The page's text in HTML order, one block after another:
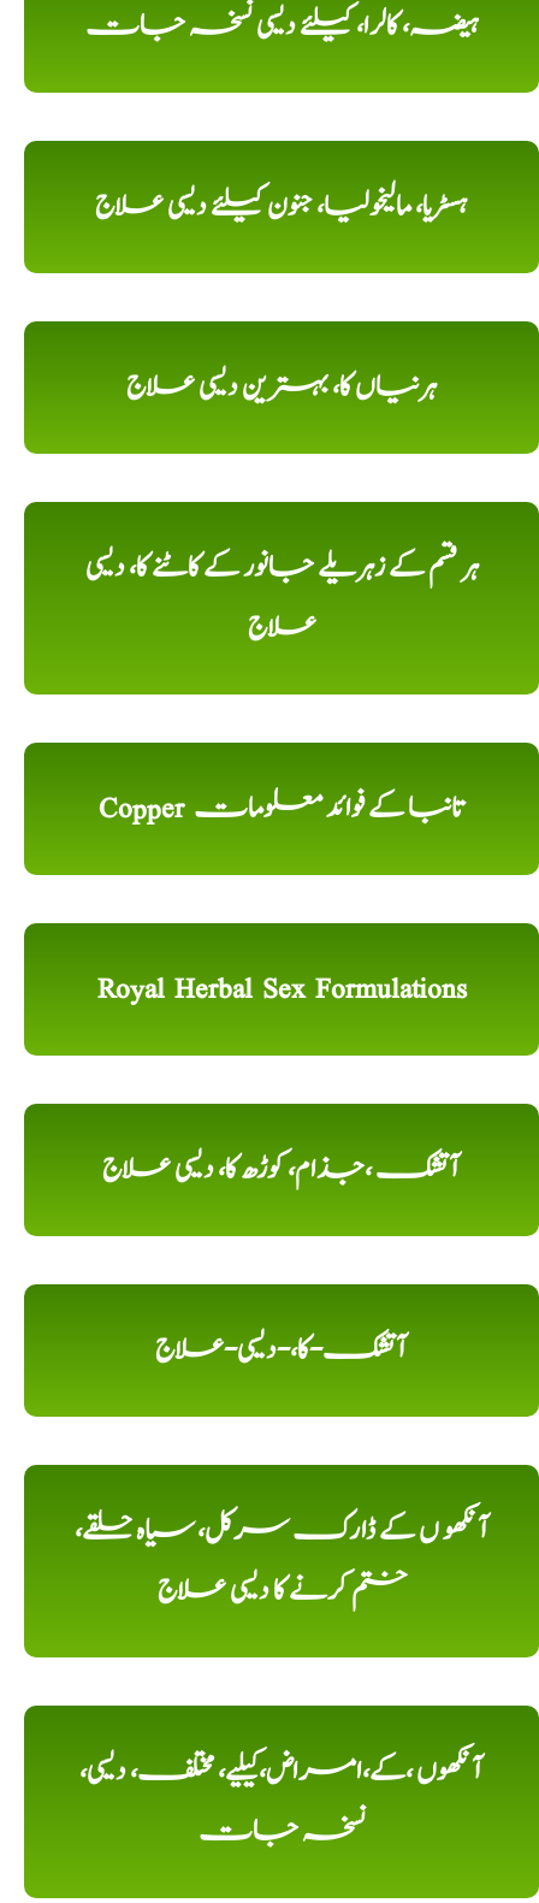
ہیضہ، کالرا، کیلئے دیسی نسخہ جات
ہسٹریا، مالیخولیا، جنون کیلئے دیسی علاج
ہرنیاں کا، بہترین دیسی علاج
ہر قسم کے زہریلے جانور کے کاٹنے کا، دیسی
علاج
Copper تانبا کے فوائد معلومات
Royal Herbal Sex Formulations
آتشک ،جذام، کوڑھ کا، دیسی علاج
آتشک-کا،-دیسی-علاج
آنکھو ں کے ڈارک سرکل، سیاہ حلقے،
ختم کرنے کا دیسی علاج
آنکھوں ،کے،امراض،کیلیے، مختلف، دیسی،
نسخہ جات